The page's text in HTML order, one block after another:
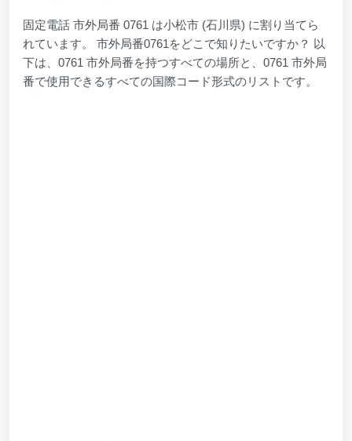
固定電話 市外局番 0761 は小松市 (石川県) に割り当てら
れています。 市外局番0761をどこで知りたいですか？ 以
下は、0761 市外局番を持つすべての場所と、0761 市外局
番で使用できるすべての国際コード形式のリストです。